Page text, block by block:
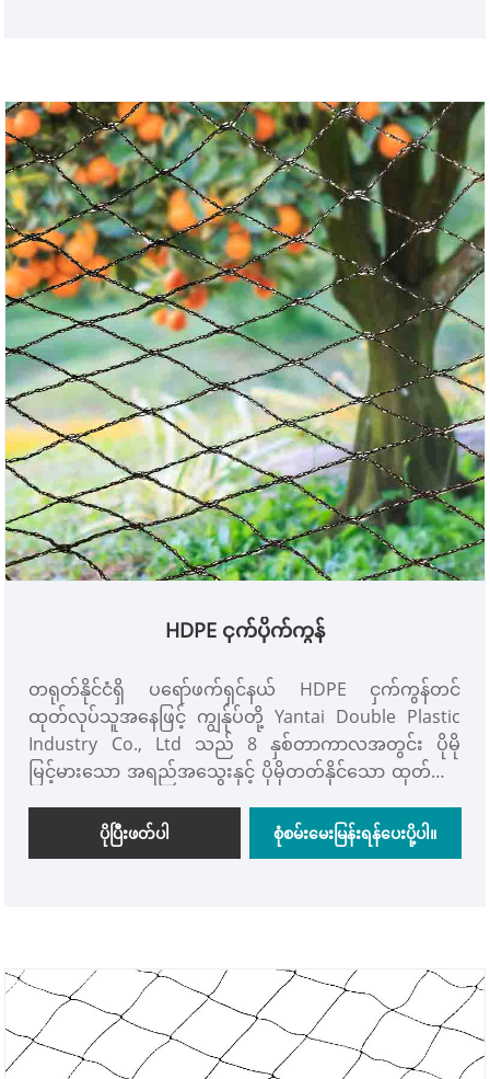
HDPE ငှက်ပိုက်ကွန်
တရုတ်နိုင်ငံရှိ ပရော်ဖက်ရှင်နယ် HDPE ငှက်ကွန်တင်
ထုတ်လုပ်သူအနေဖြင့် ကျွန်ုပ်တို့ Yantai Double Plastic
Industry Co., Ltd သည် 8 နှစ်တာကာလအတွင်း ပိုမို
မြင့်မားသော အရည်အသွေးနှင့် ပိုမိုတတ်နိုင်သော ထုတ်ကုန်
ပါသည်။ ကျွန်ုပ်တို့သည် စက်မှုလုပ်ငန်းနှင့် ကုန်သွယ်မှု၏
ပေါင်းစပ်ကုမ္ပဏီတစ်ခုဖြစ်သောကြောင့် သင်သည် စက်ရုံ
ပိုပြီးဖတ်ပါ စုံစမ်းမေးမြန်းရန်ပေးပို့ပါ။